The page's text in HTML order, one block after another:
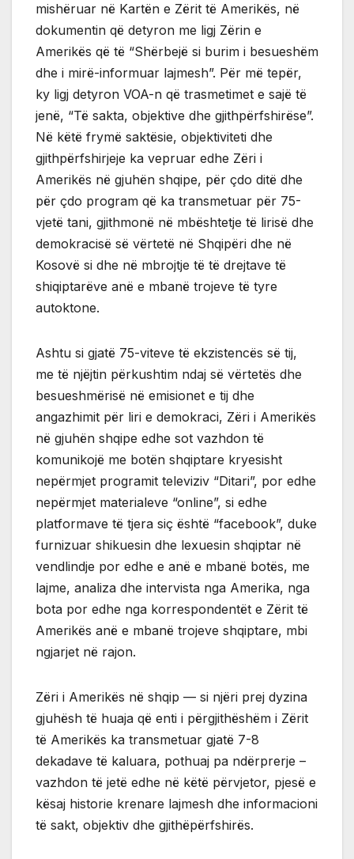
mishëruar në Kartën e Zërit të Amerikës, në
dokumentin që detyron me ligj Zërin e
Amerikës që të “Shërbejë si burim i besueshëm
dhe i mirë-informuar lajmesh”. Për më tepër,
ky ligj detyron VOA-n që trasmetimet e sajë të
jenë, “Të sakta, objektive dhe gjithpërfshirëse”.
Në këtë frymë saktësie, objektiviteti dhe
gjithpërfshirjeje ka vepruar edhe Zëri i
Amerikës në gjuhën shqipe, për çdo ditë dhe
për çdo program që ka transmetuar për 75-
vjetë tani, gjithmonë në mbështetje të lirisë dhe
demokracisë së vërtetë në Shqipëri dhe në
Kosovë si dhe në mbrojtje të të drejtave të
shiqiptarëve anë e mbanë trojeve të tyre
autoktone.
Ashtu si gjatë 75-viteve të ekzistencës së tij,
me të njëjtin përkushtim ndaj së vërtetës dhe
besueshmërisë në emisionet e tij dhe
angazhimit për liri e demokraci, Zëri i Amerikës
në gjuhën shqipe edhe sot vazhdon të
komunikojë me botën shqiptare kryesisht
nepërmjet programit televiziv “Ditari”, por edhe
nepërmjet materialeve “online”, si edhe
platformave të tjera siç është “facebook”, duke
furnizuar shikuesin dhe lexuesin shqiptar në
vendlindje por edhe e anë e mbanë botës, me
lajme, analiza dhe intervista nga Amerika, nga
bota por edhe nga korrespondentët e Zërit të
Amerikës anë e mbanë trojeve shqiptare, mbi
ngjarjet në rajon.
Zëri i Amerikës në shqip — si njëri prej dyzina
gjuhësh të huaja që enti i përgjithëshëm i Zërit
të Amerikës ka transmetuar gjatë 7-8
dekadave të kaluara, pothuaj pa ndërprerje –
vazhdon të jetë edhe në këtë përvjetor, pjesë e
kësaj historie krenare lajmesh dhe informacioni
të sakt, objektiv dhe gjithëpërfshirës.